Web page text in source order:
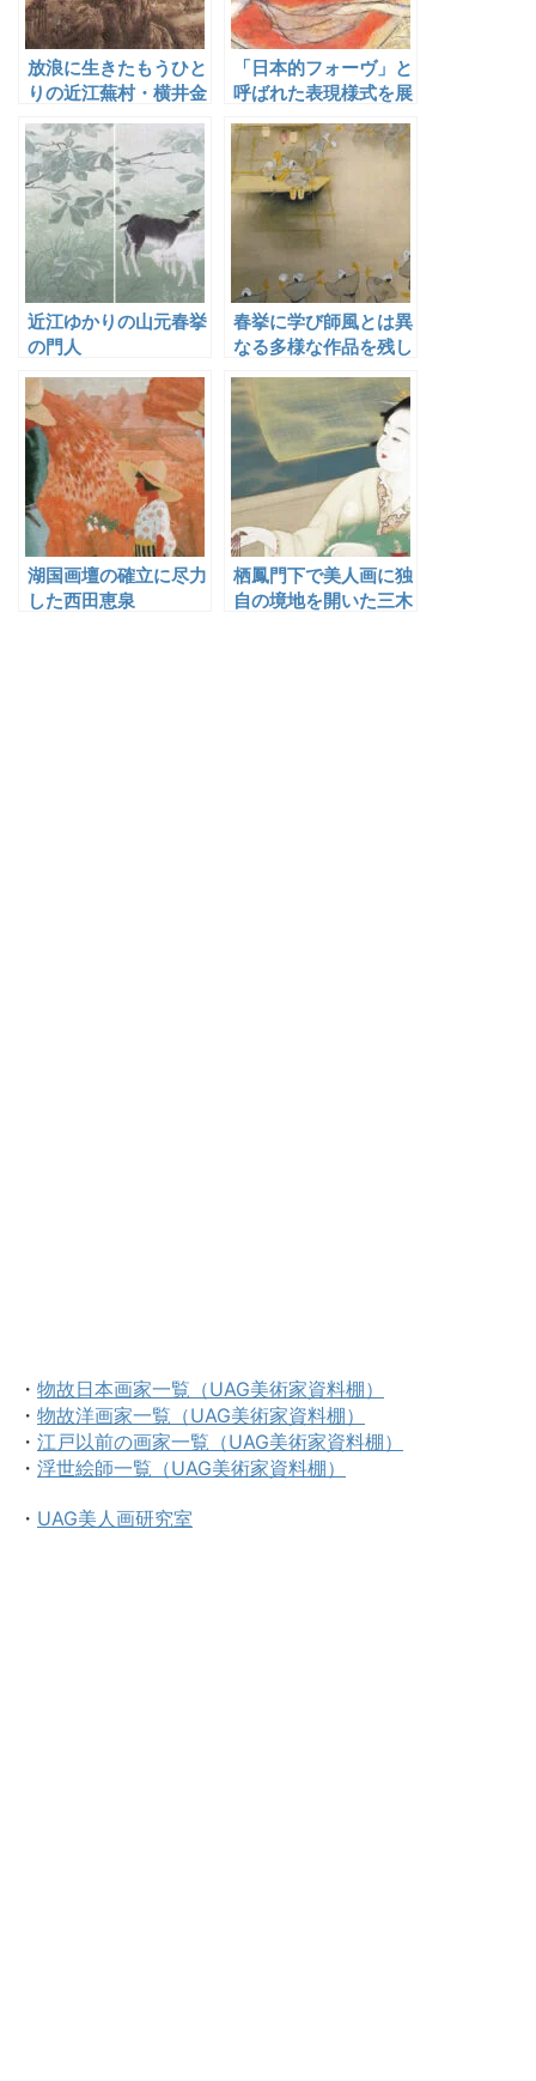
放浪に生きたもうひと
りの近江蕪村・横井金
谷
「日本的フォーヴ」と
呼ばれた表現様式を展
開した画家のひとりと
して、淡泊な味わいを
持つ独自の画境を開拓
した鈴木千久馬
近江ゆかりの山元春挙
の門人
春挙に学び師風とは異
なる多様な作品を残し
た柴田晩葉
湖国画壇の確立に尽力
した西田恵泉
栖鳳門下で美人画に独
自の境地を開いた三木
・ 物故日本画家一覧（UAG美術家資料棚）
・ 物故洋画家一覧（UAG美術家資料棚）
・ 江戸以前の画家一覧（UAG美術家資料棚）
・ 浮世絵師一覧（UAG美術家資料棚）
・ UAG美人画研究室